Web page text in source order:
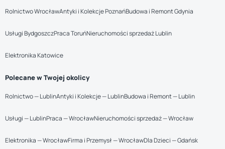
Rolnictwo WrocławAntyki i Kolekcje PoznańBudowa i Remont Gdynia
Usługi BydgoszczPraca ToruńNieruchomości sprzedaż Lublin
Elektronika Katowice
Polecane w Twojej okolicy
Rolnictwo — LublinAntyki i Kolekcje — LublinBudowa i Remont — Lublin
Usługi — LublinPraca — WrocławNieruchomości sprzedaż — Wrocław
Elektronika — WrocławFirma i Przemysł — WrocławDla Dzieci — Gdańsk